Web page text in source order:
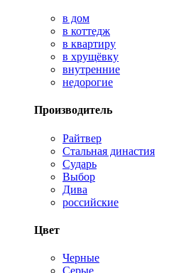
в дом
в коттедж
в квартиру
в хрущёвку
внутренние
недорогие
Производитель
Райтвер
Стальная династия
Сударь
Выбор
Дива
российские
Цвет
Черные